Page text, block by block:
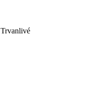
Trvanlivé